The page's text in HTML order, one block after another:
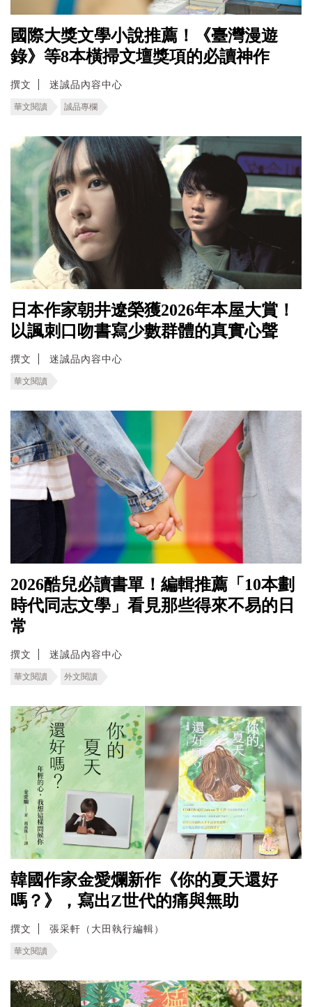
國際大獎文學小說推薦！《臺灣漫遊
錄》等8本橫掃文壇獎項的必讀神作
撰文 迷誠品內容中心
華文閱讀 誠品專欄
日本作家朝井遼榮獲2026年本屋大賞！
以諷刺口吻書寫少數群體的真實心聲
撰文 迷誠品內容中心
華文閱讀
2026酷兒必讀書單！編輯推薦「10本劃
時代同志文學」看見那些得來不易的日
常
撰文 迷誠品內容中心
華文閱讀 外文閱讀
韓國作家金愛爛新作《你的夏天還好
嗎？》，寫出Z世代的痛與無助
撰文 張采軒（大田執行編輯）
華文閱讀